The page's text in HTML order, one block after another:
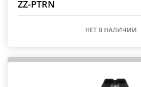
ZZ-PTRN
НЕТ В НАЛИЧИИ